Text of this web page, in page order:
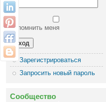
Запомнить меня
Зарегистрироваться
Запросить новый пароль
Сообщество